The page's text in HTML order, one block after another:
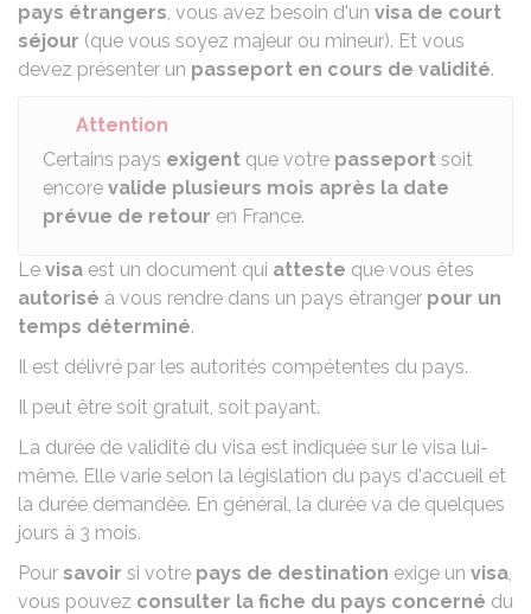
pays étrangers, vous avez besoin d'un visa de court
séjour (que vous soyez majeur ou mineur). Et vous
devez présenter un passeport en cours de validité.
Attention
Certains pays exigent que votre passeport soit
encore valide plusieurs mois après la date
prévue de retour en France.
Le visa est un document qui atteste que vous êtes
autorisé à vous rendre dans un pays étranger pour un
temps déterminé.
Il est délivré par les autorités compétentes du pays.
Il peut être soit gratuit, soit payant.
La durée de validité du visa est indiquée sur le visa lui-
même. Elle varie selon la législation du pays d'accueil et
la durée demandée. En général, la durée va de quelques
jours à 3 mois.
Pour savoir si votre pays de destination exige un visa,
vous pouvez consulter la fiche du pays concerné du